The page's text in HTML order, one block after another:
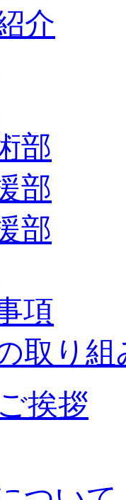
介
部
部
部
項
取り組
挨拶